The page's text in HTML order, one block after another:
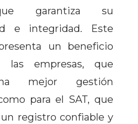
garantiza su
e integridad. Este
un beneficio
las empresas, que
mejor gestión
para el SAT, que
registro confiable y